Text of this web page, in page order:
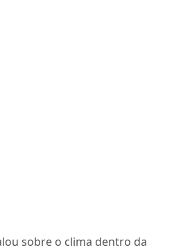
sobre o clima dentro da